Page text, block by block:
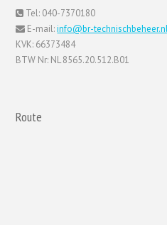
Tel: 040-7370180
E-mail:info@br-
KVK: 66373484
BTW Nr: NL 8565.20.512.B01
Route